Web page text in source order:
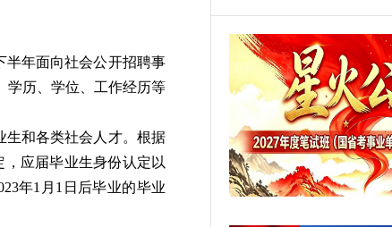
半年面向社会公开招聘事
学历、学位、工作经历等
生和各类社会人才。根据
，应届毕业生身份认定以
年1月1日后毕业的毕业